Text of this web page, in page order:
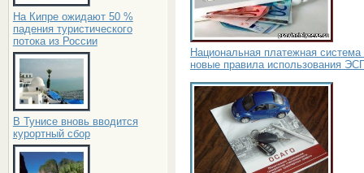
На Кипре ожидают 50 %
падения туристического
потока из России
В Тунисе вновь вводится
курортный сбор
Национальная платежная система
новые правила использования